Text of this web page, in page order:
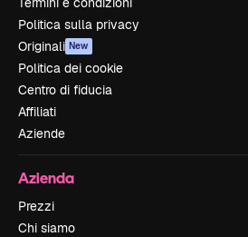
Politica sulla privacy
Originali New
Politica dei cookie
Centro di fiducia
Affiliati
Aziende
Azienda
Prezzi
Chi siamo